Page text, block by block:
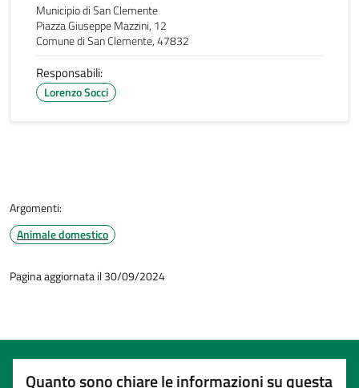
Municipio di San Clemente
Piazza Giuseppe Mazzini, 12
Comune di San Clemente, 47832
Responsabili:
Lorenzo Socci
Argomenti:
Animale domestico
Pagina aggiornata il 30/09/2024
Quanto sono chiare le informazioni su questa